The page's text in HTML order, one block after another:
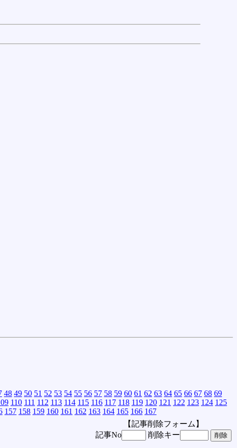
48 49 50 51 52 53 54 55 56 57 58 59 60 61 62 63 64 65 66 67 68 69
110 111 112 113 114 115 116 117 118 119 120 121 122 123 124 125
157 158 159 160 161 162 163 164 165 166 167
【記事削除フォーム】
記事No
削除キー